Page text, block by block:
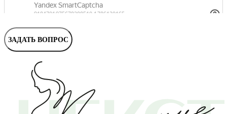
ЗАДАТЬ ВОПРОС